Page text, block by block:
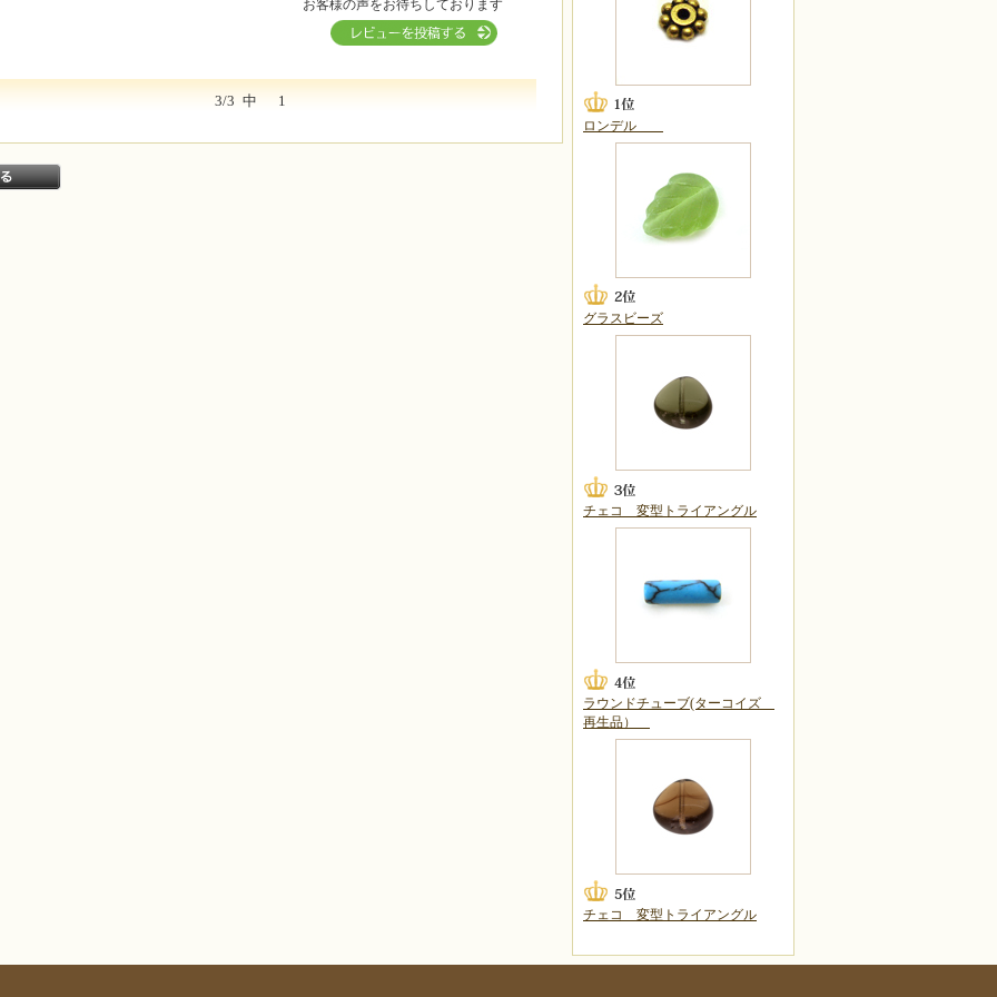
お客様の声をお待ちしております
3/3 中
1
ロンデル
グラスビーズ
チェコ 変型トライアングル
ラウンドチューブ(ターコイズ
再生品）
チェコ 変型トライアングル